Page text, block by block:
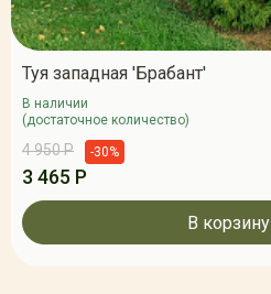
Туя западная 'Брабант'
В наличии
(достаточное количество)
4 950 Р -30%
3 465 Р
В корзину